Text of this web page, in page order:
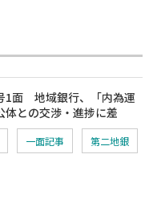
1面 地域銀行、「内為運
体との交渉・進捗に差
一面記事 第二地銀